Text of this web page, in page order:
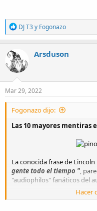
R
e
a
t
i
o
n
s
DJ T3y Fogonazo
Arsduson
Mar 29, 2022
Fogonazo dijo:
Las 10 mayores mentiras
La conocida frase de Lincoln
gente todo el tiempo ",
"audiophilos" fanáticos del
Aquí se detalla un intento
Hacer